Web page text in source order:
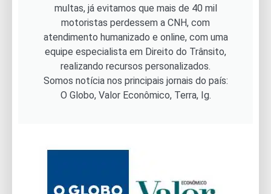
multas, já evitamos que mais de 40 mil
motoristas perdessem a CNH, com
atendimento humanizado e online, com uma
equipe especialista em Direito do Trânsito,
realizando recursos personalizados.
Somos notícia nos principais jornais do país:
O Globo, Valor Econômico, Terra, Ig.